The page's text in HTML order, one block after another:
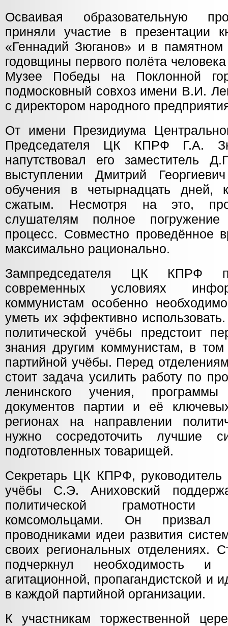
Осваивая образовательную
приняли участие в презентации
«Геннадий Зюганов» и в памятном
годовщины первого полёта
Музее Победы на Поклонной
подмосковный совхоз имени В.И.
с директором народного
От имени Президиума
Председателя ЦК КПРФ Г.А.
напутствовал его заместитель
выступлении Дмитрий
обучения в четырнадцать дней,
сжатым. Несмотря на это,
слушателям полное
процесс. Совместно проведённое
максимально рационально.
Зампредседателя ЦК КПРФ
современных условиях
коммунистам особенно
уметь их эффективно
политической учёбы предстоит
знания другим коммунистам, в
партийной учёбы. Перед
стоит задача усилить работу по
ленинского учения,
документов партии и её
регионах на направлении
нужно сосредоточить лучшие
подготовленных товарищей.
Секретарь ЦК КПРФ, руководитель
учёбы С.Э. Аниховский
политической
комсомольцами. Он призвал
проводниками идеи развития
своих региональных отделениях.
подчеркнул необходимость и
агитационной, пропагандистской и
в каждой партийной организации.
К участникам торжественной